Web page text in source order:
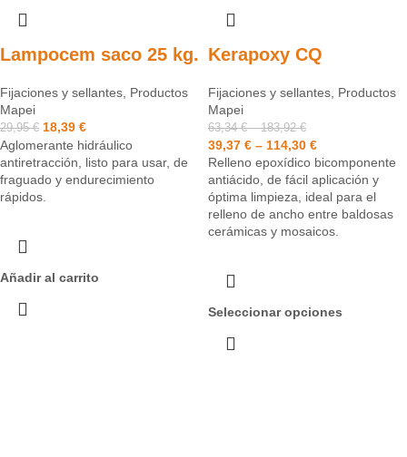
Lampocem saco 25 kg.
Fijaciones y sellantes Productos
Mapei
29,95€ 18,39 €
Aglomerante hidráulico
antiretracción, listo para usar, de
fraguado y endurecimiento
rápidos.
Añadir al carrito
Kerapoxy CQ
Fijaciones y sellantes Productos
Mapei
63,34€–183,92€
39,37 € – 114,30 €
Relleno epoxídico bicomponente
antiácido, de fácil aplicación y
óptima limpieza, ideal para el
relleno de ancho entre baldosas
cerámicas y mosaicos.
Seleccionar opciones